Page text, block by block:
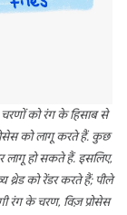
को रंग के हिसाब से
को लागू करते हैं. कुछ
लागू हो सकते हैं. इसलिए,
को रेंडर करते हैं; पीले
रंग के चरण, विज़ प्रोसेस